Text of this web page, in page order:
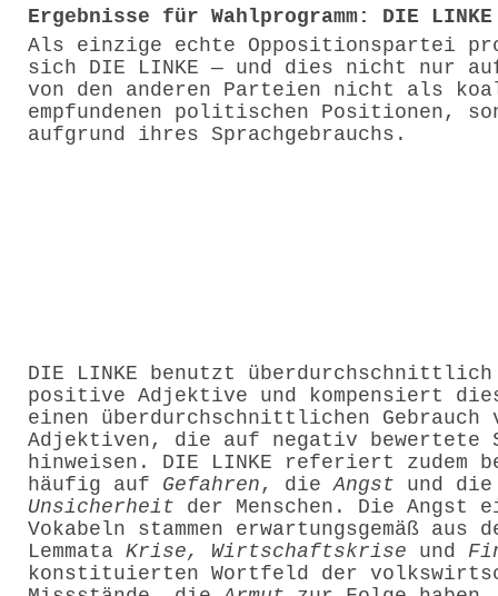
Ergebnisse für Wahlprogramm: DIE LINKE
Als einzige echte Oppositionspartei
sich DIE LINKE — und dies nicht nur
von den anderen Parteien nicht als
empfundenen politischen Positionen,
aufgrund ihres Sprachgebrauchs.
DIE LINKE benutzt überdurchschnittlich
positive Adjektive und kompensiert
einen überdurchschnittlichen Gebrauch
Adjektiven, die auf negativ bewertete
hinweisen. DIE LINKE referiert zudem
häufig auf Gefahren , dieAngst und die
Unsicherheit der Menschen. Die Angst
Vokabeln stammen erwartungsgemäß aus
Lemmata Krise, Wirtschaftskrise und
konstituierten Wortfeld der